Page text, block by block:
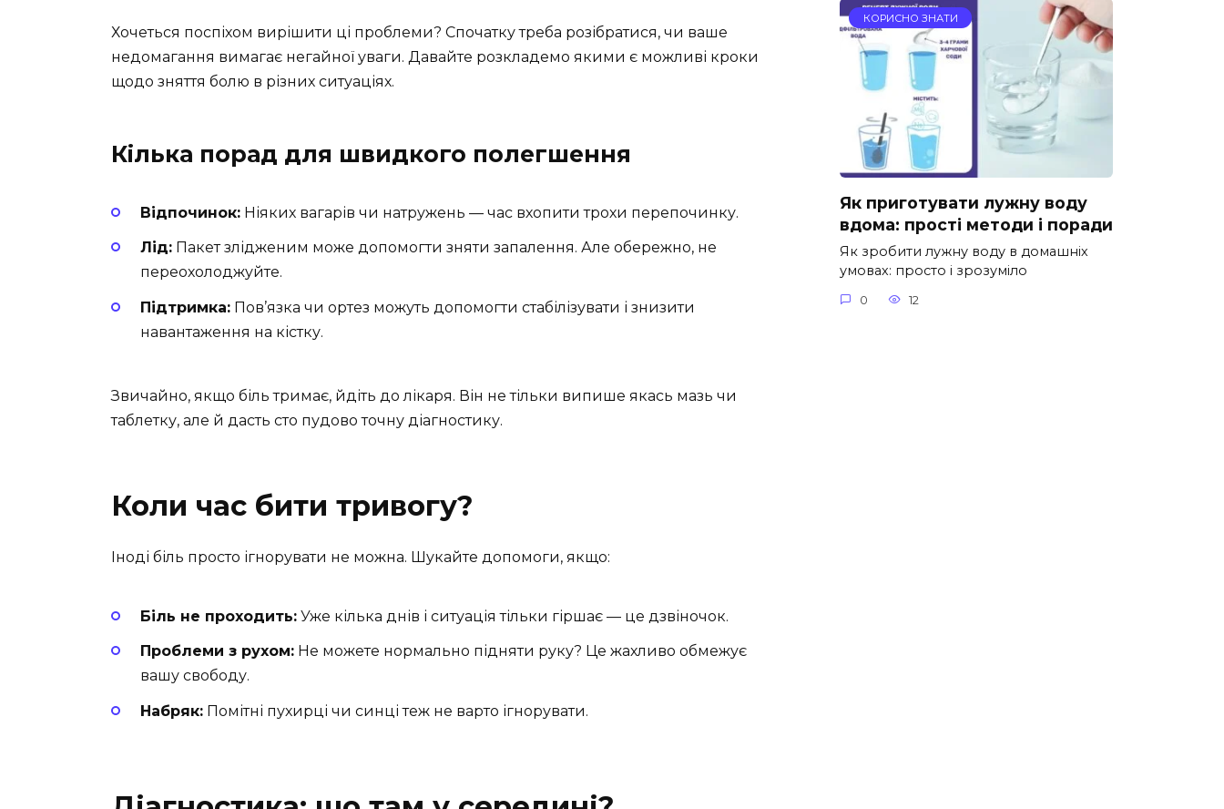
Хочеться поспіхом вирішити ці проблеми? Спочатку треба розібратися, чи ваше
недомагання вимагає негайної уваги. Давайте розкладемо якими є можливі кроки
щодо зняття болю в різних ситуаціях.
Кілька порад для швидкого полегшення
Відпочинок: Ніяких вагарів чи натружень — час вхопити трохи перепочинку.
Лід: Пакет злідженим може допомогти зняти запалення. Але обережно, не
переохолоджуйте.
Підтримка: Пов’язка чи ортез можуть допомогти стабілізувати і знизити
навантаження на кістку.
Звичайно, якщо біль тримає, йдіть до лікаря. Він не тільки випише якась мазь чи
таблетку, але й дасть сто пудово точну діагностику.
Коли час бити тривогу?
Іноді біль просто ігнорувати не можна. Шукайте допомоги, якщо:
Біль не проходить: Уже кілька днів і ситуація тільки гіршає — це дзвіночок.
Проблеми з рухом: Не можете нормально підняти руку? Це жахливо обмежує
вашу свободу.
Набряк: Помітні пухирці чи синці теж не варто ігнорувати.
КОРИСНО ЗНАТИ
Як приготувати лужну воду
вдома: прості методи і поради
Як зробити лужну воду в домашніх
умовах: просто і зрозуміло
0 12